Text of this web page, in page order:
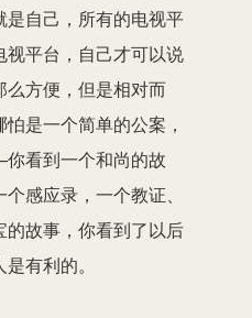
自己，所有的电视平
平台，自己才可以说
方便，但是相对而
是一个简单的公案，
看到一个和尚的故
感应录，一个教证、
故事，你看到了以后
有利的。